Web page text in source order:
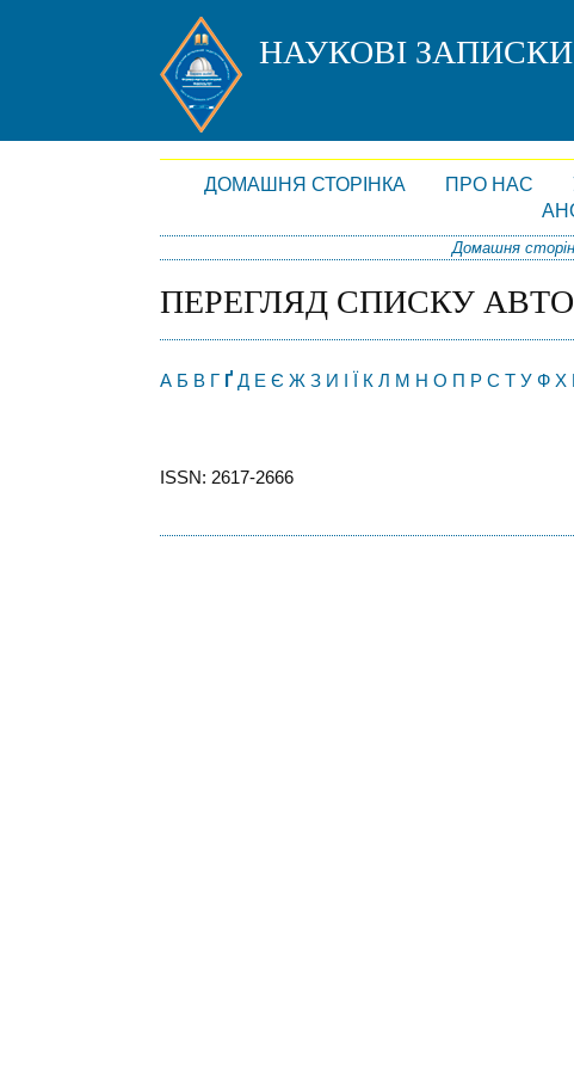
НАУКОВІ
ДОМАШНЯ СТОРІНКА ПРО НАС
Домашня
ПЕРЕГЛЯД СПИСКУ
А Б В Г Ґ Д Е Є Ж З И І Ї К Л М Н О П Р С Т У Ф Х
ISSN: 2617-2666